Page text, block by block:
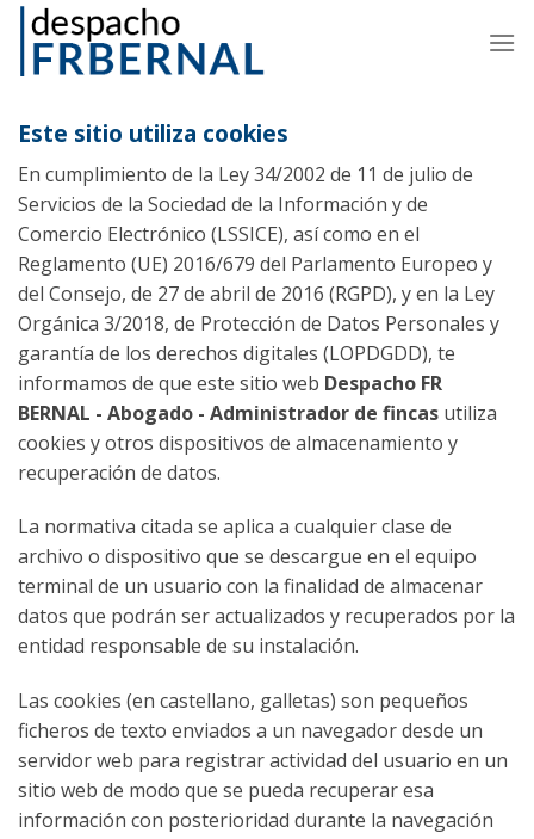
Skip
content
Este sitio utiliza cookies
En cumplimiento de la Ley 34/2002 de 11 de julio de
Servicios de la Sociedad de la Información y de
Comercio Electrónico (LSSICE), así como en el
Reglamento (UE) 2016/679 del Parlamento Europeo y
del Consejo, de 27 de abril de 2016 (RGPD), y en la Ley
Orgánica 3/2018, de Protección de Datos Personales y
garantía de los derechos digitales (LOPDGDD), te
informamos de que este sitio web Despacho FR
BERNAL - Abogado - Administrador de fincas utiliza
cookies y otros dispositivos de almacenamiento y
recuperación de datos.
La normativa citada se aplica a cualquier clase de
archivo o dispositivo que se descargue en el equipo
terminal de un usuario con la finalidad de almacenar
datos que podrán ser actualizados y recuperados por la
entidad responsable de su instalación.
Las cookies (en castellano, galletas) son pequeños
ficheros de texto enviados a un navegador desde un
servidor web para registrar actividad del usuario en un
sitio web de modo que se pueda recuperar esa
información con posterioridad durante la navegación